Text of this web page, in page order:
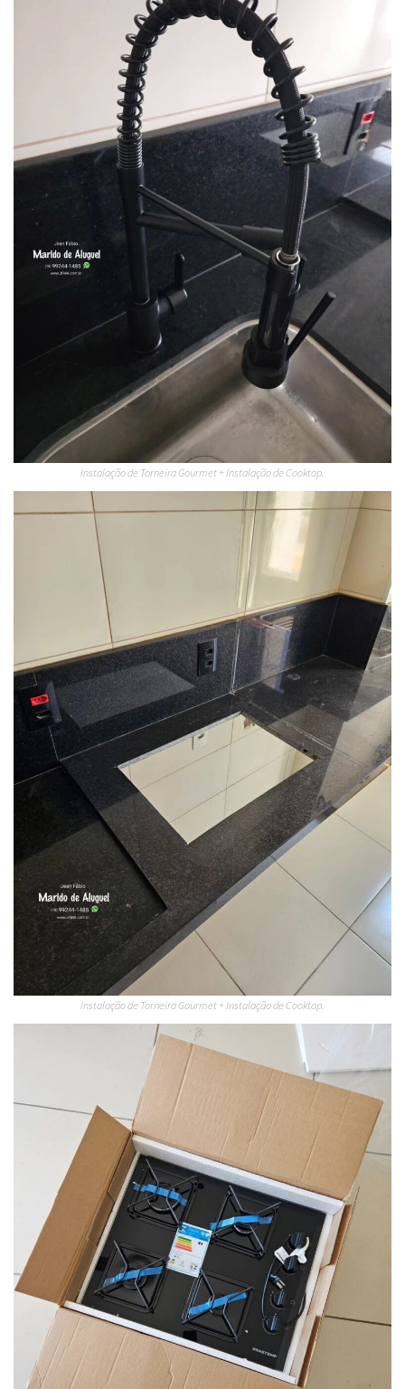
Instalação de Torneira Gourmet + Instalação de Cooktop.
Instalação de Torneira Gourmet + Instalação de Cooktop.